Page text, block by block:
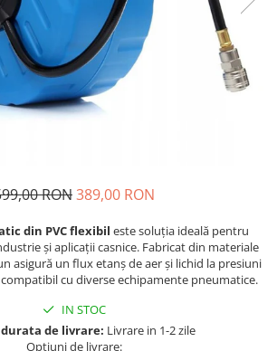
RON389,00 RON
din PVC flexibil este soluția ideală pentru
și aplicații casnice. Fabricat din materiale
asigură un flux etanș de aer și lichid la presiuni
cu diverse echipamente pneumatice.
IN STOC
de livrare: Livrare in 1-2 zile
Opțiuni de livrare: